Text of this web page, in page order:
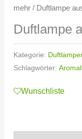
mehr/ Duftlampe
Duftlampe
Kategorie:
Schlagwörter:
Wunschliste